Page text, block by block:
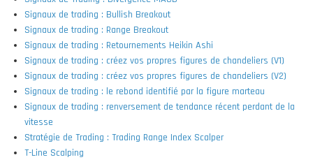
Signaux de trading : Bullish Breakout
Signaux de trading : Range Breakout
Signaux de trading : Retournements Heikin Ashi
Signaux de trading : créez vos propres figures de chandeliers (V1)
Signaux de trading : créez vos propres figures de chandeliers (V2)
Signaux de trading : le rebond identifié par la figure marteau
Signaux de trading : renversement de tendance récent perdant de la
vitesse
Stratégie de Trading : Trading Range Index Scalper
T-Line Scalping